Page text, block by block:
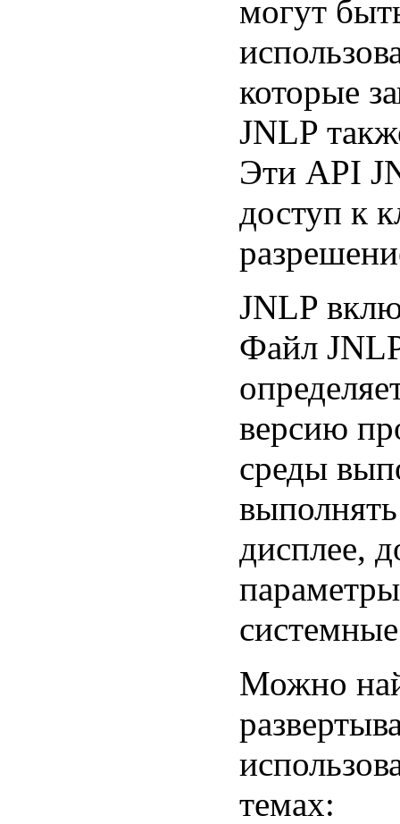
могут
которые
JNLP
Эти API
доступ к
JNLP
Файл
версию
среды
дисплее,
Можно
темах: